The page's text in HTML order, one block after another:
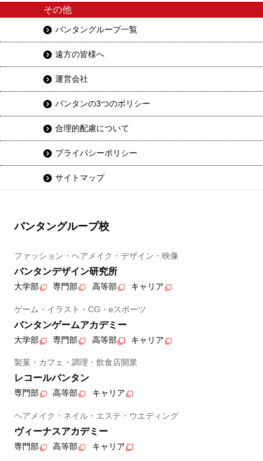
その他
バンタングループ一覧
遠方の皆様へ
運営会社
バンタンの3つのポリシー
合理的配慮について
プライバシーポリシー
サイトマップ
バンタングループ校
ファッション・ヘアメイク・デザイン・映像
バンタンデザイン研究所
大学部 専門部 高等部 キャリア
ゲーム・イラスト・CG・eスポーツ
バンタンゲームアカデミー
大学部 専門部 高等部 キャリア
製菓・カフェ・調理・飲食店開業
レコールバンタン
専門部 高等部 キャリア
ヘアメイク・ネイル・エステ・ウエディング
ヴィーナスアカデミー
専門部 高等部 キャリア